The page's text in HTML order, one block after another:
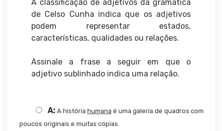
A classificação de adjetivos da gramática
de Celso Cunha indica que os adjetivos
podem representar estados,
características, qualidades ou relações.
Assinale a frase a seguir em que o
adjetivo sublinhado indica uma relação.
A: A história humana é uma galeria de quadros com
poucos originais e muitas cópias.